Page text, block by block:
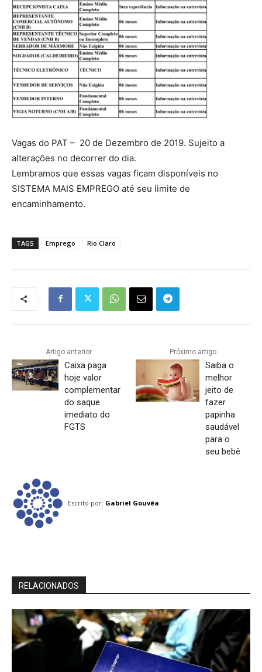
Vagas do PAT – 20 de Dezembro de 2019. Sujeito a
alterações no decorrer do dia.
Lembramos que essas vagas ficam disponíveis no
SISTEMA MAIS EMPREGO até seu limite de
encaminhamento.
TAGS Emprego Rio Claro
Artigo anterior
Caixa paga
hoje valor
complementar
do saque
imediato do
FGTS
Próximo artigo
Saiba o
melhor
jeito de
fazer
papinha
saudável
para o
seu bebê
Escrito por: Gabriel Gouvêa
RELACIONADOS